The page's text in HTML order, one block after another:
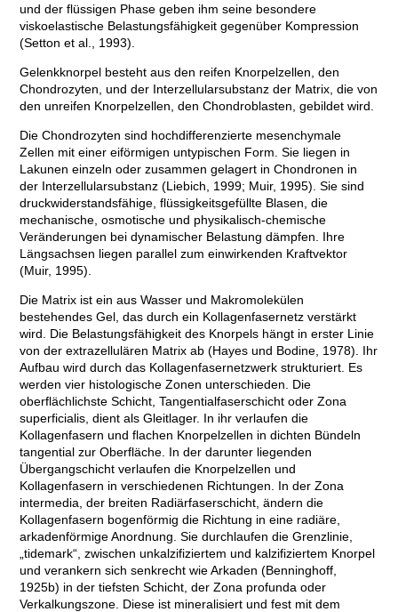
und der flüssigen Phase geben ihm seine besondere
viskoelastische Belastungsfähigkeit gegenüber Kompression
(Setton et al., 1993).
Gelenkknorpel besteht aus den reifen Knorpelzellen, den
Chondrozyten, und der Interzellularsubstanz der Matrix, die von
den unreifen Knorpelzellen, den Chondroblasten, gebildet wird.
Die Chondrozyten sind hochdifferenzierte mesenchymale
Zellen mit einer eiförmigen untypischen Form. Sie liegen in
Lakunen einzeln oder zusammen gelagert in Chondronen in
der Interzellularsubstanz (Liebich, 1999; Muir, 1995). Sie sind
druckwiderstandsfähige, flüssigkeitsgefüllte Blasen, die
mechanische, osmotische und physikalisch-chemische
Veränderungen bei dynamischer Belastung dämpfen. Ihre
Längsachsen liegen parallel zum einwirkenden Kraftvektor
(Muir, 1995).
Die Matrix ist ein aus Wasser und Makromolekülen
bestehendes Gel, das durch ein Kollagenfasernetz verstärkt
wird. Die Belastungsfähigkeit des Knorpels hängt in erster Linie
von der extrazellulären Matrix ab (Hayes und Bodine, 1978). Ihr
Aufbau wird durch das Kollagenfasernetzwerk strukturiert. Es
werden vier histologische Zonen unterschieden. Die
oberflächlichste Schicht, Tangentialfaserschicht oder Zona
superficialis, dient als Gleitlager. In ihr verlaufen die
Kollagenfasern und flachen Knorpelzellen in dichten Bündeln
tangential zur Oberfläche. In der darunter liegenden
Übergangschicht verlaufen die Knorpelzellen und
Kollagenfasern in verschiedenen Richtungen. In der Zona
intermedia, der breiten Radiärfaserschicht, ändern die
Kollagenfasern bogenförmig die Richtung in eine radiäre,
arkadenförmige Anordnung. Sie durchlaufen die Grenzlinie,
„tidemark“, zwischen unkalzifiziertem und kalzifiziertem Knorpel
und verankern sich senkrecht wie Arkaden (Benninghoff,
1925b) in der tiefsten Schicht, der Zona profunda oder
Verkalkungszone. Diese ist mineralisiert und fest mit dem